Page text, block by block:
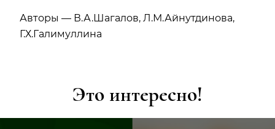
Авторы — В.А.Шагалов, Л.М.Айнутдинова,
Г.Х.Галимуллина
Это интересно!